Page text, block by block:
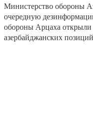
Министерство обороны
очередную
обороны Арцаха открыли
азербайджанских